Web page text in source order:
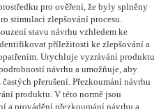
pro ověření, že byly splněny
stimulaci zlepšování procesu.
stavu návrhu vzhledem ke
příležitosti ke zlepšování a
Urychluje vyzrávání produktu
návrhu a umožňuje, aby
přerušení. Přezkoumání návrhu
produktu. V této normě jsou
a provádění přezkoumání návrhu a